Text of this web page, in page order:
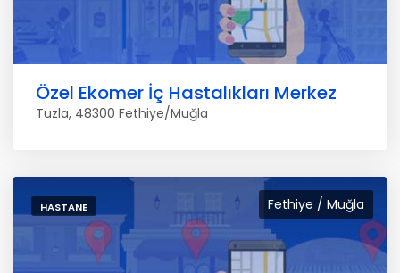
Özel Ekomer İç Hastalıkları Merkez
Tuzla, 48300 Fethiye/Muğla
Fethiye / Muğla
HASTANE